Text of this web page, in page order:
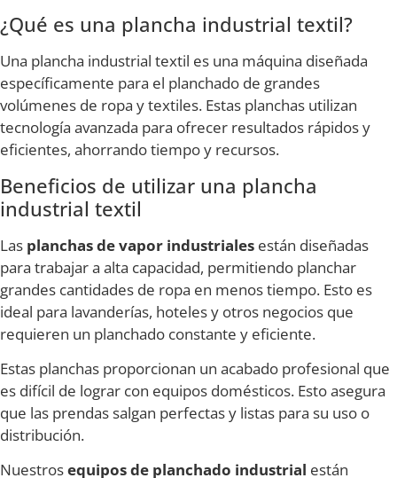
¿Qué es una plancha industrial textil?
Una plancha industrial textil es una máquina diseñada
específicamente para el planchado de grandes
volúmenes de ropa y textiles. Estas planchas utilizan
tecnología avanzada para ofrecer resultados rápidos y
eficientes, ahorrando tiempo y recursos.
Beneficios de utilizar una plancha
industrial textil
Las planchas de vapor industriales están diseñadas
para trabajar a alta capacidad, permitiendo planchar
grandes cantidades de ropa en menos tiempo. Esto es
ideal para lavanderías, hoteles y otros negocios que
requieren un planchado constante y eficiente.
Estas planchas proporcionan un acabado profesional que
es difícil de lograr con equipos domésticos. Esto asegura
que las prendas salgan perfectas y listas para su uso o
distribución.
Nuestrosequipos de planchado industrial están